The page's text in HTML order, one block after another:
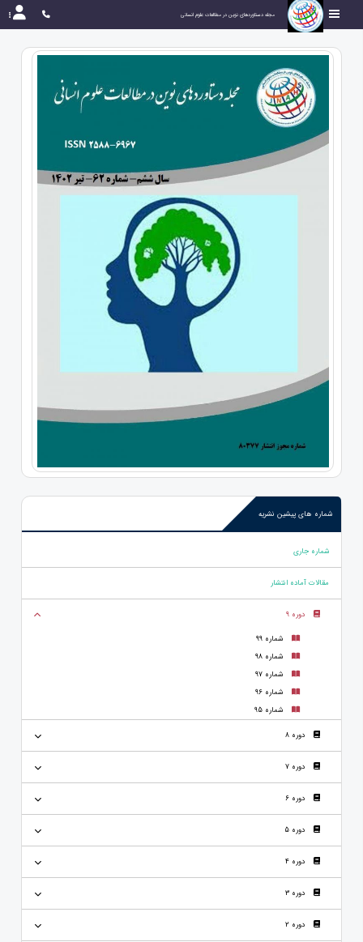
مجله دستاوردهای نوین در مطالعات علوم انسانی
شماره های پیشین نشریه
شماره جاری
مقالات آماده انتشار
دوره 9
شماره 99
شماره 98
شماره 97
شماره 96
شماره 95
دوره 8
دوره 7
دوره 6
دوره 5
دوره 4
دوره 3
دوره 2